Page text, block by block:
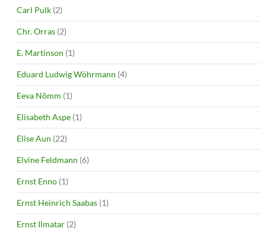
Carl Pulk (2)
Chr. Orras (2)
E. Martinson (1)
Eduard Ludwig Wöhrmann (4)
Eeva Nõmm (1)
Elisabeth Aspe (1)
Elise Aun (22)
Elvine Feldmann (6)
Ernst Enno (1)
Ernst Heinrich Saabas (1)
Ernst Ilmatar (2)